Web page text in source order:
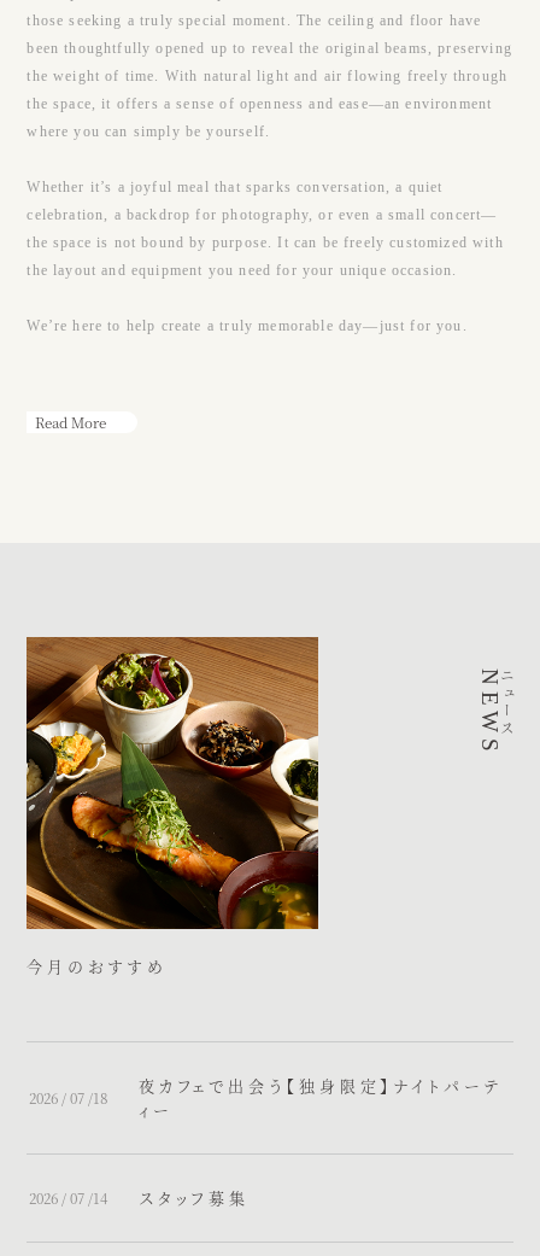
those seeking a truly special moment. The ceiling and floor have
been thoughtfully opened up to reveal the original beams, preserving
the weight of time. With natural light and air flowing freely through
the space, it offers a sense of openness and ease—an environment
where you can simply be yourself.
Whether it’s a joyful meal that sparks conversation, a quiet
celebration, a backdrop for photography, or even a small concert—
the space is not bound by purpose. It can be freely customized with
the layout and equipment you need for your unique occasion.
We’re here to help create a truly memorable day—just for you.
Read More
今月のおすすめ
2026 / 07 /18
夜カフェで出会う【独身限定】ナイトパーテ
ィー
2026 / 07 /14 スタッフ募集
ニュース
NEWS